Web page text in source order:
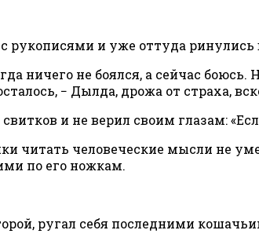
рукописями и уже оттуда
ничего не боялся, а сейчас
− Дылда, дрожа от страха,
и не верил своим глазам:
читать человеческие мысли не
по его ножкам.
ругал себя последними